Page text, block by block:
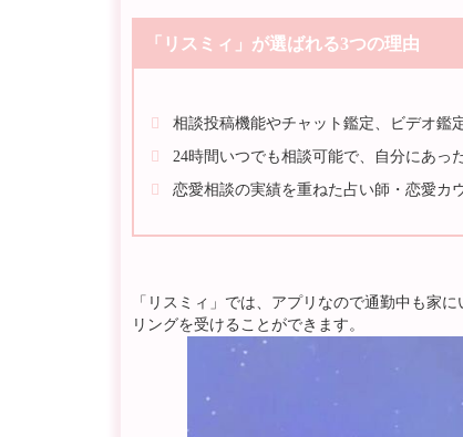
「リスミィ」が選ばれる3つの理由
相談投稿機能やチャット鑑定、ビデオ鑑
24時間いつでも相談可能で、自分にあっ
恋愛相談の実績を重ねた占い師・恋愛カ
「リスミィ」では、アプリなので通勤中も家
リングを受けることができます。